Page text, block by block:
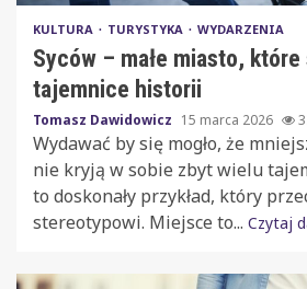
KULTURA TURYSTYKA WYDARZENIA
Syców – małe miasto,
tajemnice historii
Tomasz Dawidowicz 15 marca 2026
Wydawać by się mogło, że
nie kryją w sobie zbyt wielu
to doskonały przykład, który
stereotypowi. Miejsce to... Czytaj